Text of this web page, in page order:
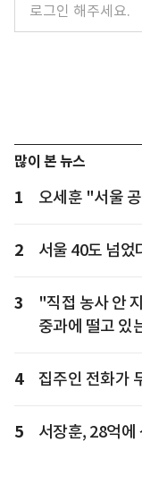
많이 본 뉴스
1 오세훈 "서울
2 서울 40도 넘었
3
"직접 농사 안
중과에 떨고 있
4 집주인 전화가
5 서장훈, 28억에